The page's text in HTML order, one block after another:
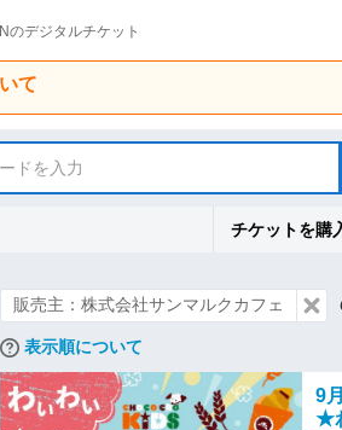
デジタルチケット
て
ドを入力
チケットを購
販売主：株式会社サンマルクカフェ
表示順について
9
★